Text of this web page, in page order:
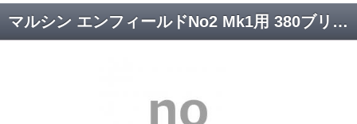
マルシン エンフィールドNo2 Mk1用 380ブリティッシュ トリプルキャップ+1 カートリッジ(6個入) [取寄]